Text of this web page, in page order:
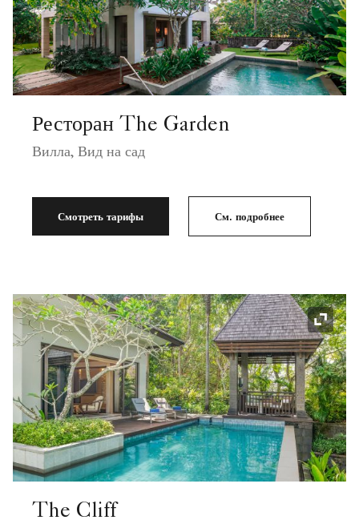
Ресторан The Garden
Вилла, Вид на сад
Смотреть тарифы См. подробнее
The Cliff